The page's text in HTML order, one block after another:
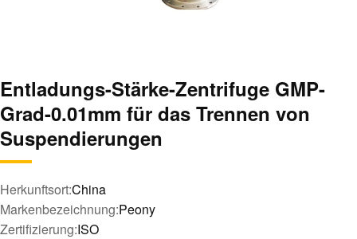
Entladungs-Stärke-Zentrifuge GMP-
Grad-0.01mm für das Trennen von
Suspendierungen
Herkunftsort:China
Markenbezeichnung:Peony
Zertifizierung:ISO